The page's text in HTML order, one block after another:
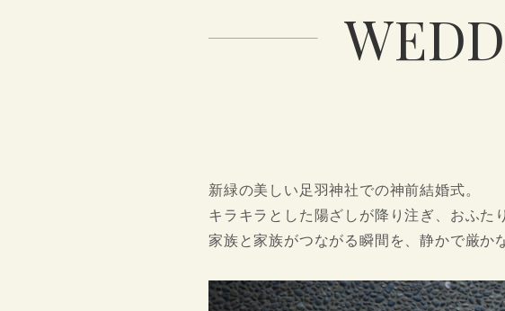
新緑の美しい足羽神社での神前結婚式。
キラキラとした陽ざしが降り注ぎ、おふた
家族と家族がつながる瞬間を、静かで厳か